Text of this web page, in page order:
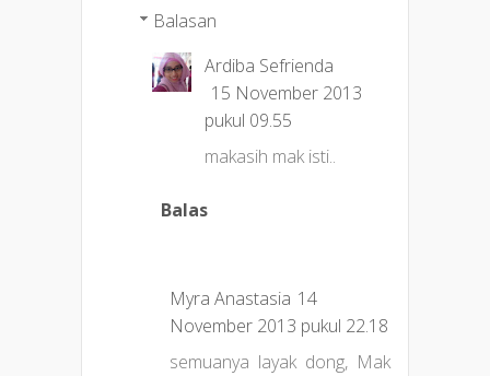
Balasan
Ardiba Sefrienda
15 November 2013
pukul 09.55
makasih mak isti..
Balas
Myra Anastasia 14
November 2013 pukul 22.18
semuanya layak dong, Mak